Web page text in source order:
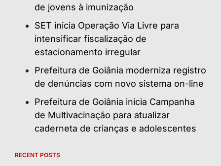
de jovens à imunização
SET inicia Operação Via Livre para
intensificar fiscalização de
estacionamento irregular
Prefeitura de Goiânia moderniza registro
de denúncias com novo sistema on-line
Prefeitura de Goiânia inicia Campanha
de Multivacinação para atualizar
caderneta de crianças e adolescentes
RECENT POSTS